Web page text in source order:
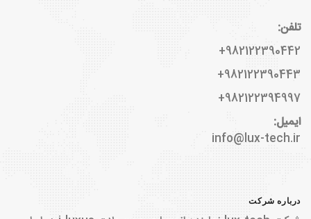
تلفن:
982122390442+
982122390443+
982122394997+
ایمیل:
info@lux-tech.ir
درباره شرکت